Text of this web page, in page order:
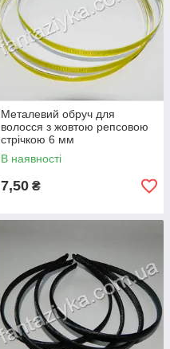
Металевий обруч для
волосся з жовтою репсовою
стрічкою 6 мм
В наявності
7,50 ₴